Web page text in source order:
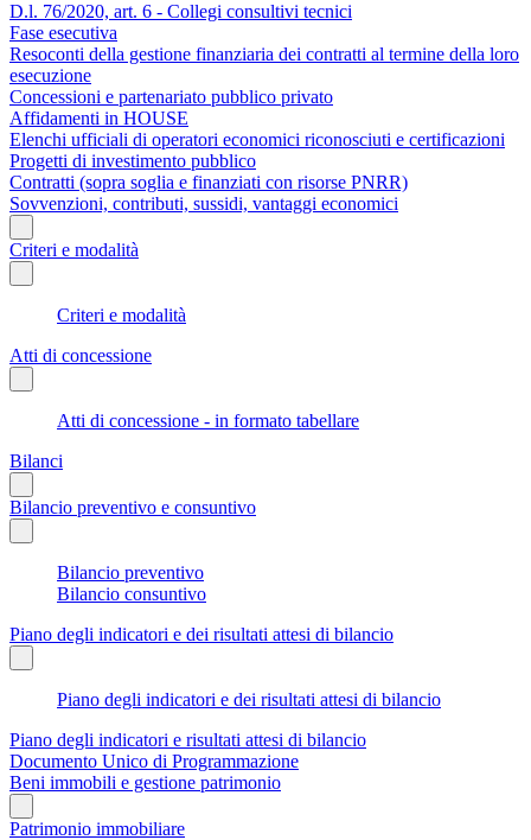
D.l. 76/2020, art. 6 - Collegi consultivi tecnici
Fase esecutiva
Resoconti della gestione finanziaria dei contratti al termine della loro
esecuzione
Concessioni e partenariato pubblico privato
Affidamenti in HOUSE
Elenchi ufficiali di operatori economici riconosciuti e certificazioni
Progetti di investimento pubblico
Contratti (sopra soglia e finanziati con risorse PNRR)
Sovvenzioni, contributi, sussidi, vantaggi economici
Criteri e modalità
Criteri e modalità
Atti di concessione
Atti di concessione - in formato tabellare
Bilanci
Bilancio preventivo e consuntivo
Bilancio preventivo
Bilancio consuntivo
Piano degli indicatori e dei risultati attesi di bilancio
Piano degli indicatori e dei risultati attesi di bilancio
Piano degli indicatori e risultati attesi di bilancio
Documento Unico di Programmazione
Beni immobili e gestione patrimonio
Patrimonio immobiliare